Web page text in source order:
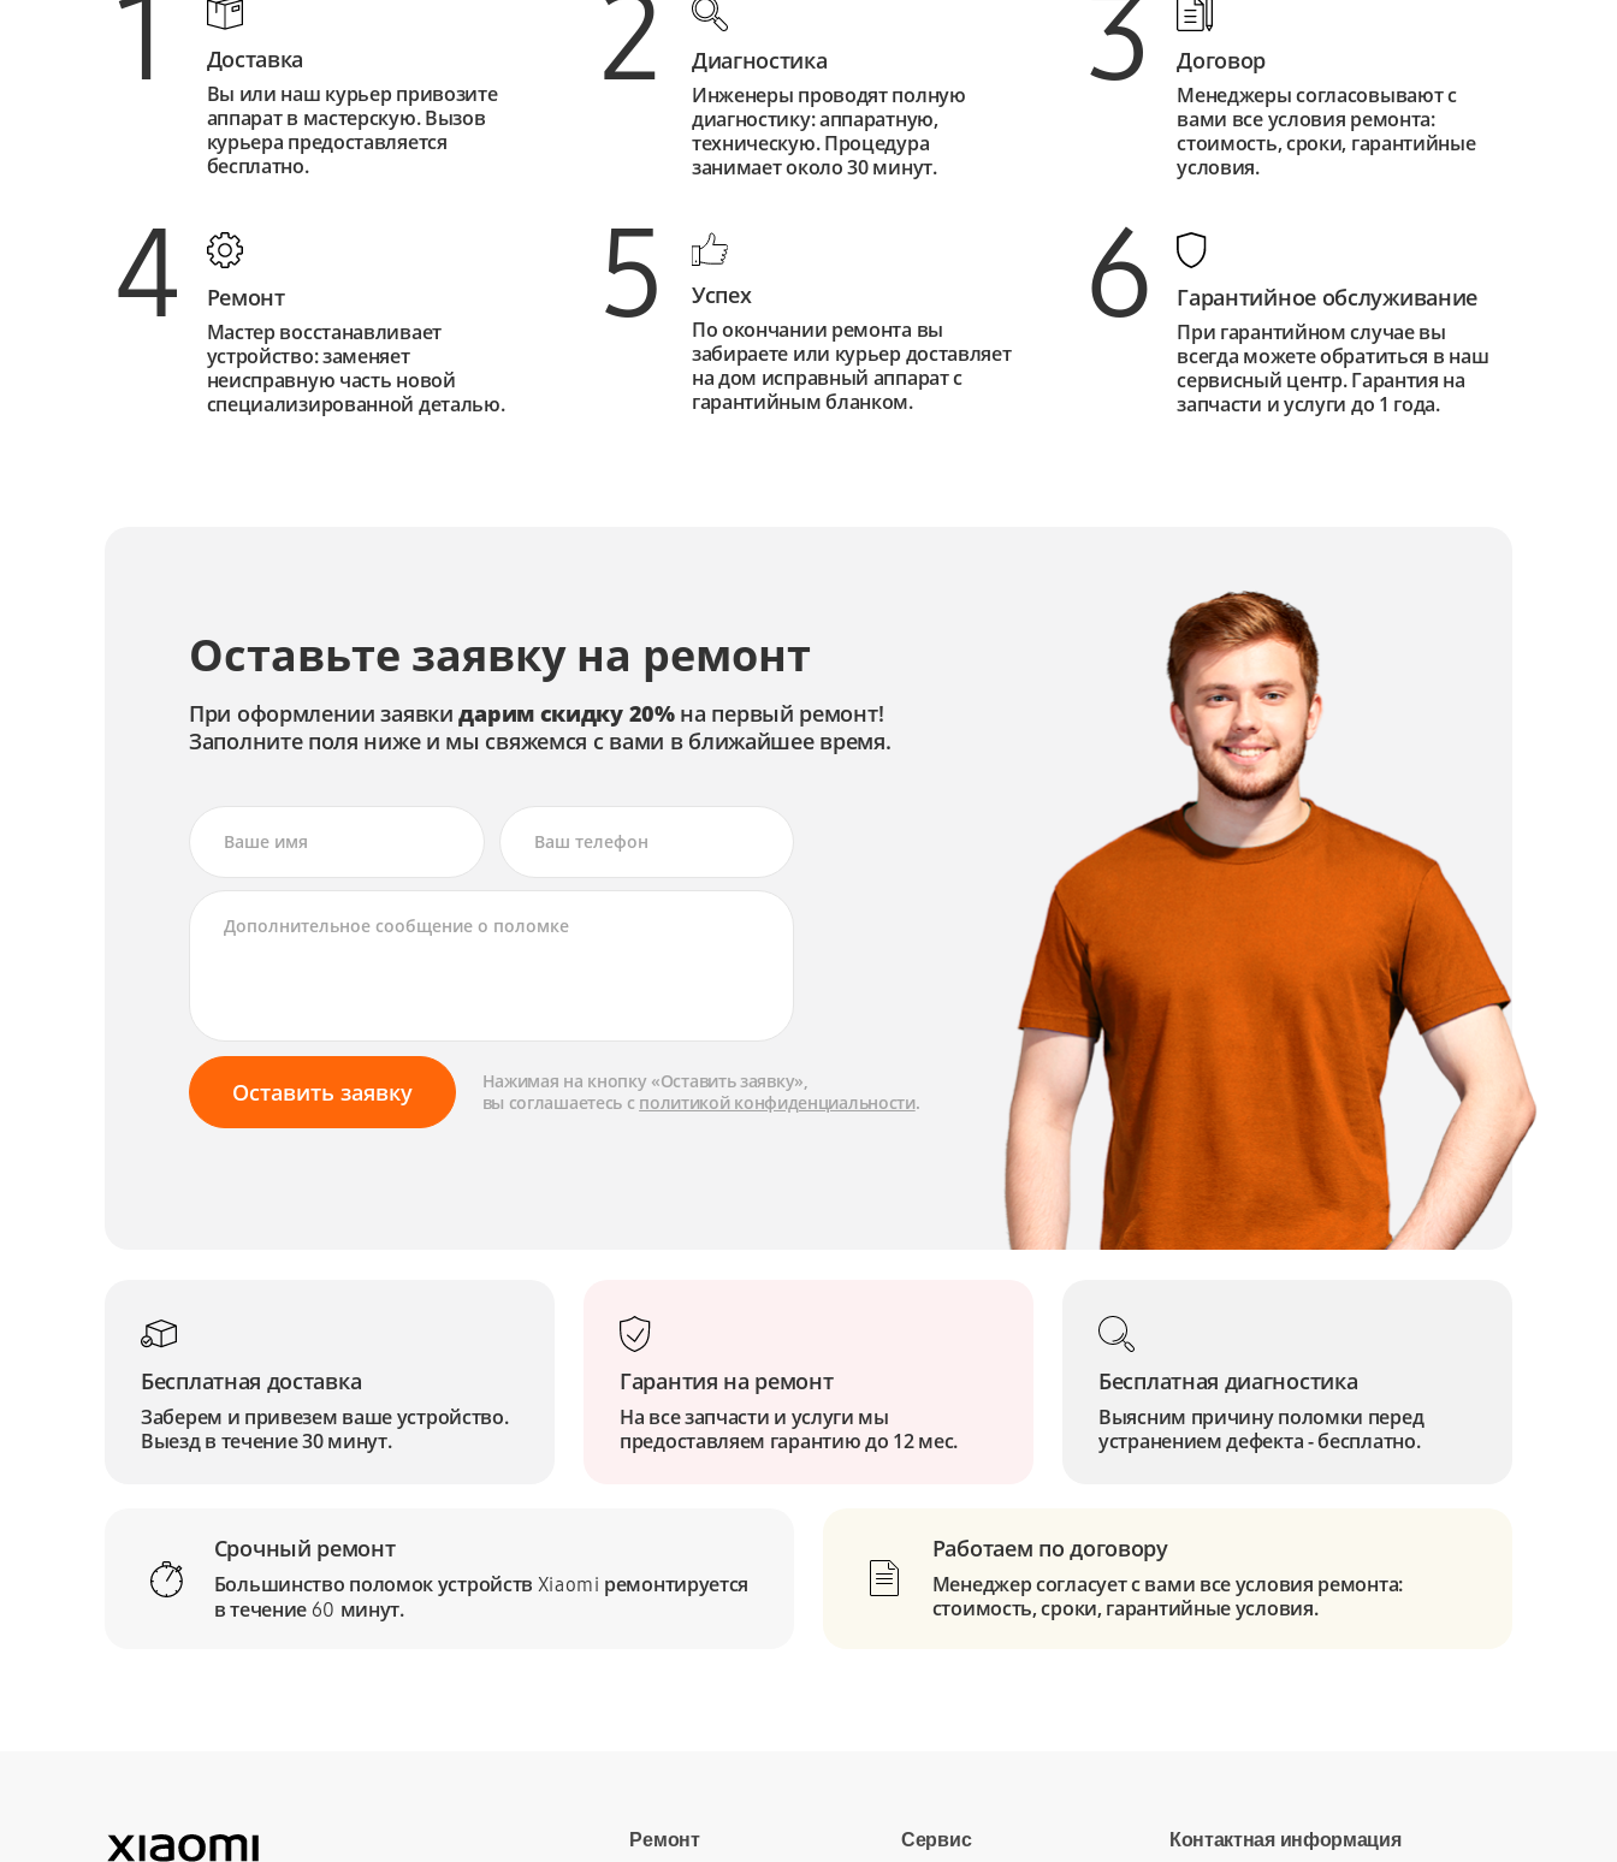
1 Доставка
Вы или наш курьер привозите
аппарат в мастерскую. Вызов
курьера предоставляется
бесплатно.
2 Диагностика
Инженеры проводят полную
диагностику: аппаратную,
техническую. Процедура
занимает около 30 минут.
3 Договор
Менеджеры согласовывают с
вами все условия ремонта:
стоимость, сроки, гарантийные
условия.
4 Ремонт
Мастер восстанавливает
устройство: заменяет
неисправную часть новой
специализированной деталью.
5 Успех
По окончании ремонта вы
забираете или курьер доставляет
на дом исправный аппарат с
гарантийным бланком.
6 Гарантийное обслуживание
При гарантийном случае вы
всегда можете обратиться в наш
сервисный центр. Гарантия на
запчасти и услуги до 1 года.
Оставьте заявку на ремонт
При оформлении заявкидарим скидку 20%на первый ремонт!
Заполните поля ниже и мы свяжемся с вами в ближайшее время.
Оставить заявку
Нажимая на кнопку «Оставить заявку»,
вы соглашаетесь с политикой конфиденциальности.
Бесплатная доставка
Заберем и привезем ваше устройство.
Выезд в течение 30 минут.
Гарантия на ремонт
На все запчасти и услуги мы
предоставляем гарантию до 12 мес.
Бесплатная диагностика
Выясним причину поломки перед
устранением дефекта - бесплатно.
Срочный ремонт
Большинство поломок устройств Xiaomi ремонтируется
в течение 60 минут.
Работаем по договору
Менеджер согласует с вами все условия ремонта:
стоимость, сроки, гарантийные условия.
Ремонт Сервис Контактная информация